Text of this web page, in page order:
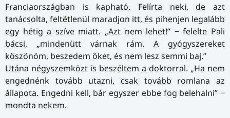
Franciaországban is kapható. Felírta neki, de azt
tanácsolta, feltétlenül maradjon itt, és pihenjen legalább
egy hétig a szíve miatt. „Azt nem lehet!” − felelte Pali
bácsi, „mindenütt várnak rám. A gyógyszereket
köszönöm, beszedem őket, és nem lesz semmi baj.”
Utána négyszemközt is beszéltem a doktorral. „Ha nem
engednénk tovább utazni, csak tovább romlana az
állapota. Engedni kell, bár egyszer ebbe fog belehalni” −
mondta nekem.